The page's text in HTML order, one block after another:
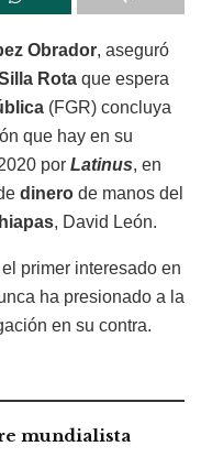
Obrador, aseguró
Rota que espera
(FGR) concluya
que hay en su
por Latinus, en
dinero de manos del
, David León.
primer interesado en
ha presionado a la
en su contra.
mundialista